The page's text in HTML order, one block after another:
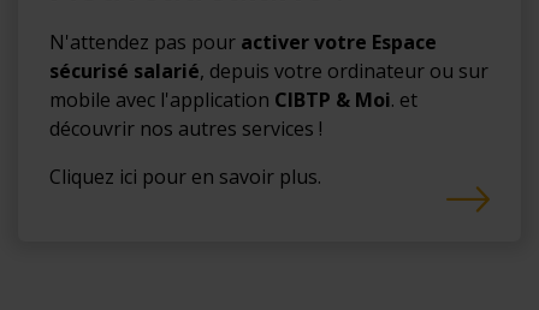
N'attendez pas pour activer votre Espace
sécurisé salarié, depuis votre ordinateur ou sur
mobile avec l'application CIBTP & Moi. et
découvrir nos autres services !
Cliquez ici pour en savoir plus.